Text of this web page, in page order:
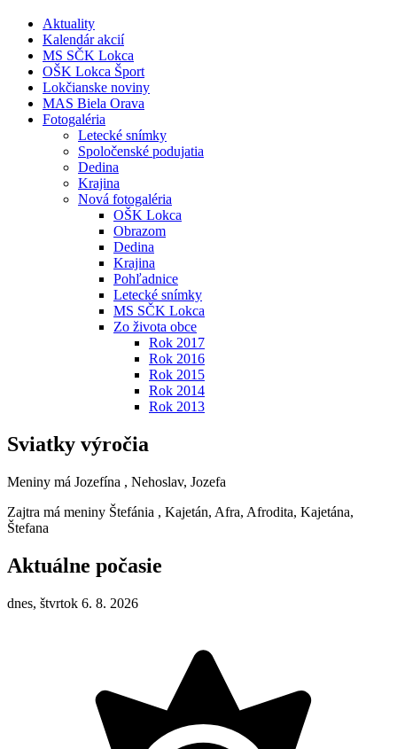
Aktuality
Kalendár akcií
MS SČK Lokca
OŠK Lokca Šport
Lokčianske noviny
MAS Biela Orava
Fotogaléria
Letecké snímky
Spoločenské podujatia
Dedina
Krajina
Nová fotogaléria
OŠK Lokca
Obrazom
Dedina
Krajina
Pohľadnice
Letecké snímky
MS SČK Lokca
Zo života obce
Rok 2017
Rok 2016
Rok 2015
Rok 2014
Rok 2013
Sviatky výročia
Meniny má Jozefína , Nehoslav, Jozefa
Zajtra má meniny Štefánia , Kajetán, Afra, Afrodita, Kajetána,
Štefana
Aktuálne počasie
dnes, štvrtok 6. 8. 2026